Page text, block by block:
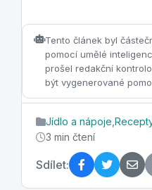
Tento článek byl
pomocí umělé
prošel redakční
být vygenerované
Jídlo a nápoje
3 min čtení
Sdílet: